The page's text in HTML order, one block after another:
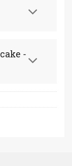
-